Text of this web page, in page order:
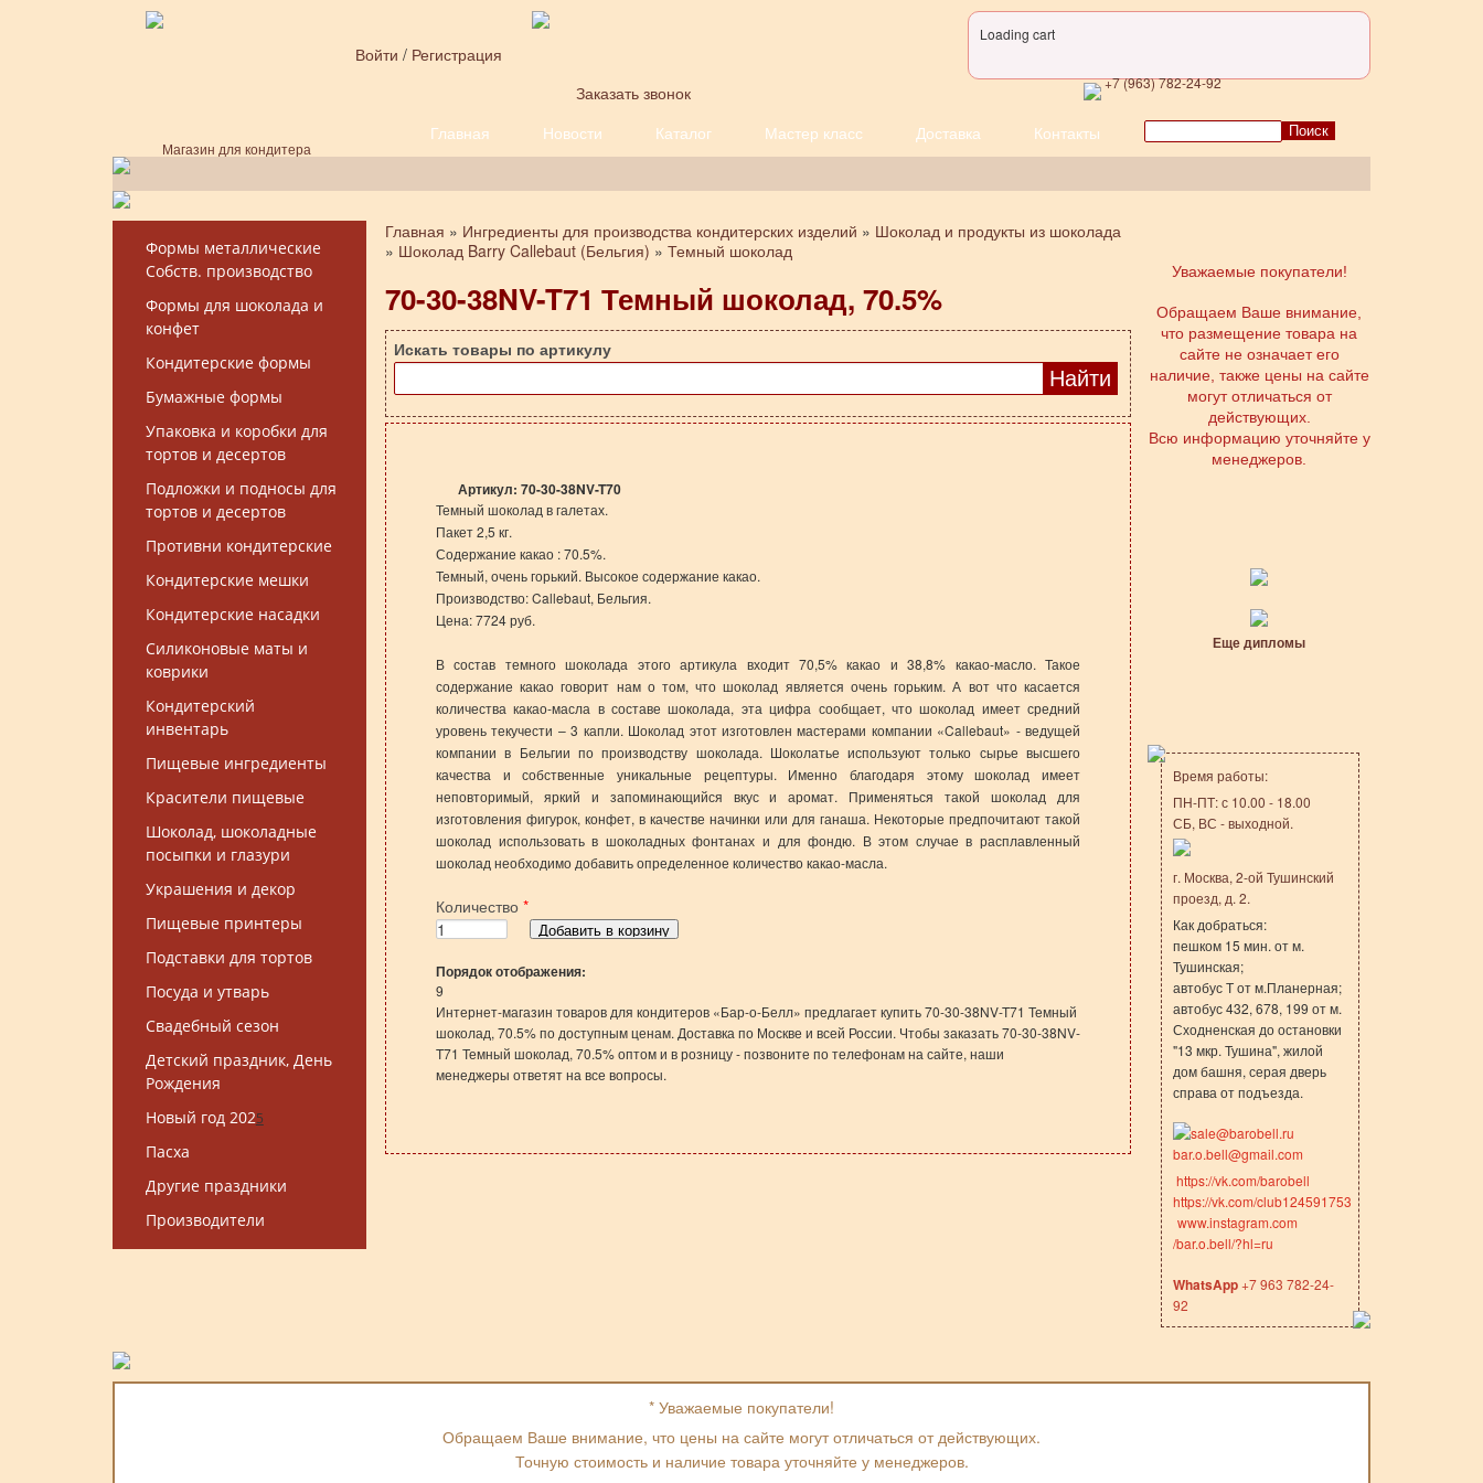
Перейти к основному содержанию
Магазин для кондитера
Войти / Регистрация
Заказать звонок
Loading cart
+7 (963) 782-24-92
Главная Новости Каталог Мастер класс Доставка Контакты
Форма поиска
Поиск
Формы металлические
Собств. производство
Формы для шоколада и
конфет
Кондитерские формы
Бумажные формы
Упаковка и коробки для
тортов и десертов
Подложки и подносы для
тортов и десертов
Противни кондитерские
Кондитерские мешки
Кондитерские насадки
Силиконовые маты и
коврики
Кондитерский
инвентарь
Пищевые ингредиенты
Красители пищевые
Шоколад, шоколадные
посыпки и глазури
Украшения и декор
Пищевые принтеры
Подставки для тортов
Посуда и утварь
Свадебный сезон
Детский праздник, День
Рождения
Новый год 2025
Пасха
Другие праздники
Производители
Вы здесь
Главная » Ингредиенты для производства кондитерских изделий » Шоколад и продукты из шоколада
» Шоколад Barry Callebaut (Бельгия) » Темный шоколад
70-30-38NV-T71 Темный шоколад, 70.5%
Искать товары по артикулу
Артикул: 70-30-38NV-T70
Темный шоколад в галетах.
Пакет 2,5 кг.
Содержание какао : 70.5%.
Темный, очень горький. Высокое содержание какао.
Производство: Callebaut, Бельгия.
Цена: 7724 руб.
В состав темного шоколада этого артикула входит 70,5% какао и 38,8% какао-масло. Такое
содержание какао говорит нам о том, что шоколад является очень горьким. А вот что касается
количества какао-масла в составе шоколада, эта цифра сообщает, что шоколад имеет средний
уровень текучести – 3 капли. Шоколад этот изготовлен мастерами компании «Callebaut» - ведущей
компании в Бельгии по производству шоколада. Шоколатье используют только сырье высшего
качества и собственные уникальные рецептуры. Именно благодаря этому шоколад имеет
неповторимый, яркий и запоминающийся вкус и аромат. Применяться такой шоколад для
изготовления фигурок, конфет, в качестве начинки или для ганаша. Некоторые предпочитают такой
шоколад использовать в шоколадных фонтанах и для фондю. В этом случае в расплавленный
шоколад необходимо добавить определенное количество какао-масла.
Количество *
Порядок отображения:
9
Интернет-магазин товаров для кондитеров «Бар-о-Белл» предлагает купить 70-30-38NV-T71 Темный
шоколад, 70.5% по доступным ценам. Доставка по Москве и всей России. Чтобы заказать 70-30-38NV-
T71 Темный шоколад, 70.5% оптом и в розницу - позвоните по телефонам на сайте, наши
менеджеры ответят на все вопросы.
Уважаемые покупатели!
Обращаем Ваше внимание,
что размещение товара на
сайте не означает его
наличие, также цены на сайте
могут отличаться от
действующих.
Всю информацию уточняйте у
менеджеров.
Еще дипломы
Время работы:
ПН-ПТ: с 10.00 - 18.00
СБ, ВС - выходной.
г. Москва, 2-ой Тушинский
проезд, д. 2.
Как добраться:
пешком 15 мин. от м.
Тушинская;
автобус Т от м.Планерная;
автобус 432, 678, 199 от м.
Сходненская до остановки
"13 мкр. Тушина", жилой
дом башня, серая дверь
справа от подъезда.
sale@barobell.ru
bar.o.bell@gmail.com
https://vk.com/barobell
https://vk.com/club124591753
www.instagram.com
/bar.o.bell/?hl=ru
WhatsApp+7 963 782-24-
92
* Уважаемые покупатели!
Обращаем Ваше внимание, что цены на сайте могут отличаться от действующих.
Точную стоимость и наличие товара уточняйте у менеджеров.